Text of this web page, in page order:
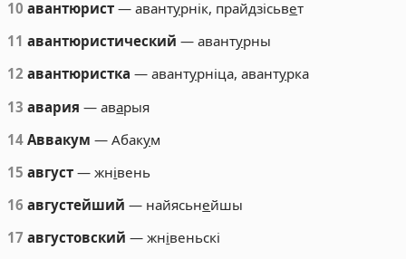
10 авантюрист — авантурнік, прайдзісьвет
11 авантюристический — авантурны
12 авантюристка — авантурніца, авантурка
13 авария — аварыя
14 Аввакум — Абакум
15 август — жнівень
16 августейший — найясьнейшы
17 августовский — жнівеньскі